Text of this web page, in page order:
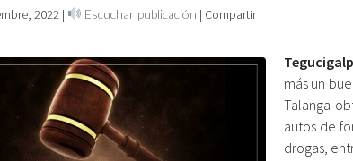
2022 | Escuchar publicación | Compartir
más un
Talanga
autos de
drogas,